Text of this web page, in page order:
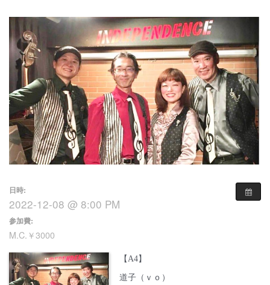
日時:
2022-12-08 @ 8:00 PM
参加費:
M.C.￥3000
【A4】
道子（ｖｏ）